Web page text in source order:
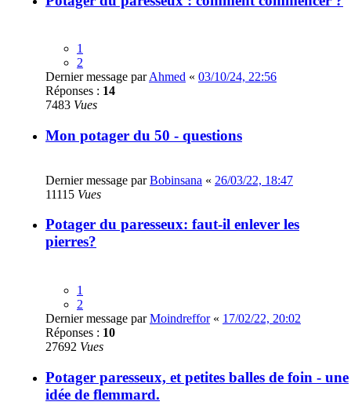
1
2
Dernier message parAhmed « 03/10/24, 22:56
Réponses : 14
7483 Vues
Mon potager du 50 - questions
Dernier message parBobinsana « 26/03/22, 18:47
11115 Vues
Potager du paresseux: faut-il enlever les
pierres?
1
2
Dernier message parMoindreffor« 17/02/22, 20:02
Réponses : 10
27692 Vues
Potager paresseux, et petites balles de foin - une
idée de flemmard.